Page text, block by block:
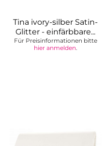
Tina ivory-silber Satin-
Glitter - einfärbbare...
Für Preisinformationen bitte
hier anmelden.